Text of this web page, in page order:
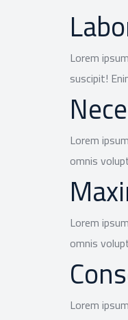
Lorem
suscipit!
Lorem
omnis
Lorem
omnis
Lorem